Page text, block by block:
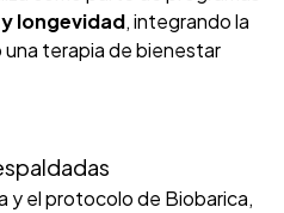
longevidad, integrando la
terapia de bienestar
y el protocolo de Biobarica,